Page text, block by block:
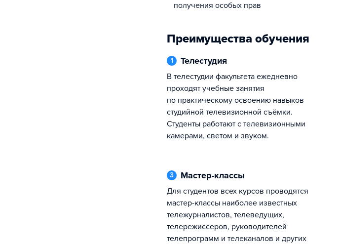
получения особых прав
Преимущества обучения
1 Телестудия
В телестудии факультета ежедневно
проходят учебные занятия
по практическому освоению навыков
студийной телевизионной съёмки.
Студенты работают с телевизионными
камерами, светом и звуком.
3 Мастер-классы
Для студентов всех курсов проводятся
мастер-классы наиболее известных
тележурналистов, телеведущих,
телережиссеров, руководителей
телепрограмм и телеканалов и других